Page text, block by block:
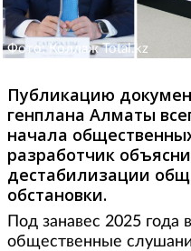
Фото: Коллаж Total.kz
Публикацию
генплана Алматы
начала
разработчик
дестабилизации
обстановки.
Под занавес 2025
общественные